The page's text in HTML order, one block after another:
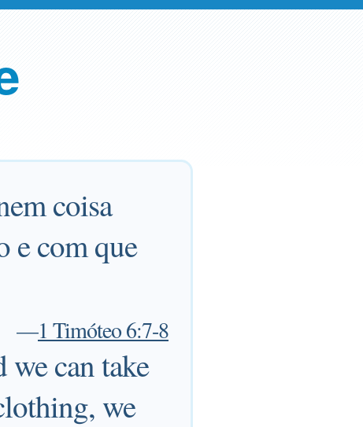
coisa
e com que
—1 Timóteo 6:7-8
can take
we